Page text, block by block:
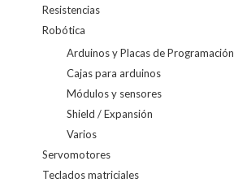
Resistencias
Robótica
Arduinos y Placas de Programación
Cajas para arduinos
Módulos y sensores
Shield / Expansión
Varios
Servomotores
Teclados matriciales